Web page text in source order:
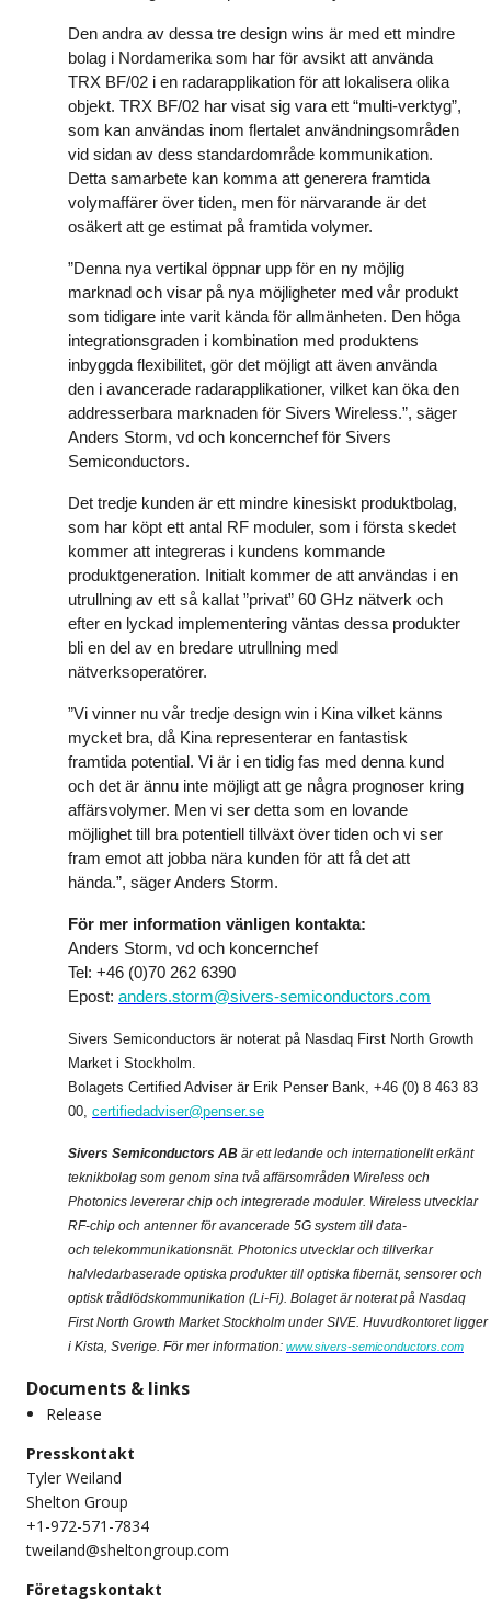
Den andra av dessa tre design wins är med ett mindre
bolag i Nordamerika som har för avsikt att använda
TRX BF/02 i en radarapplikation för att lokalisera olika
objekt. TRX BF/02 har visat sig vara ett “multi-verktyg”,
som kan användas inom flertalet användningsområden
vid sidan av dess standardområde kommunikation.
Detta samarbete kan komma att generera framtida
volymaffärer över tiden, men för närvarande är det
osäkert att ge estimat på framtida volymer.
”Denna nya vertikal öppnar upp för en ny möjlig
marknad och visar på nya möjligheter med vår produkt
som tidigare inte varit kända för allmänheten. Den höga
integrationsgraden i kombination med produktens
inbyggda flexibilitet, gör det möjligt att även använda
den i avancerade radarapplikationer, vilket kan öka den
addresserbara marknaden för Sivers Wireless.”, säger
Anders Storm, vd och koncernchef för Sivers
Semiconductors.
Det tredje kunden är ett mindre kinesiskt produktbolag,
som har köpt ett antal RF moduler, som i första skedet
kommer att integreras i kundens kommande
produktgeneration. Initialt kommer de att användas i en
utrullning av ett så kallat ”privat” 60 GHz nätverk och
efter en lyckad implementering väntas dessa produkter
bli en del av en bredare utrullning med
nätverksoperatörer.
”Vi vinner nu vår tredje design win i Kina vilket känns
mycket bra, då Kina representerar en fantastisk
framtida potential. Vi är i en tidig fas med denna kund
och det är ännu inte möjligt att ge några prognoser kring
affärsvolymer. Men vi ser detta som en lovande
möjlighet till bra potentiell tillväxt över tiden och vi ser
fram emot att jobba nära kunden för att få det att
hända.”, säger Anders Storm.
För mer information vänligen kontakta:
Anders Storm, vd och koncernchef
Tel: +46 (0)70 262 6390
Epost: anders.storm@sivers-semiconductors.com
Sivers Semiconductors är noterat på Nasdaq First North Growth
Market i Stockholm.
Bolagets Certified Adviser är Erik Penser Bank, +46 (0) 8 463 83
00, certifiedadviser@penser.se
Sivers Semiconductors AB är ett ledande och internationellt erkänt
teknikbolag som genom sina två affärsområden Wireless och
Photonics levererar chip och integrerade moduler. Wireless utvecklar
RF-chip och antenner för avancerade 5G system till data-
och telekommunikationsnät. Photonics utvecklar och tillverkar
halvledarbaserade optiska produkter till optiska fibernät, sensorer och
optisk trådlödskommunikation (Li-Fi). Bolaget är noterat på Nasdaq
First North Growth Market Stockholm under SIVE. Huvudkontoret ligger
i Kista, Sverige. För mer information: www.sivers-semiconductors.com
Documents & links
Release
Presskontakt
Tyler Weiland
Shelton Group
+1-972-571-7834
tweiland@sheltongroup.com
Företagskontakt